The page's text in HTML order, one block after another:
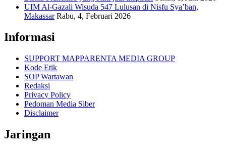
UIM Al-Gazali Wisuda 547 Lulusan di Nisfu Sya’ban,
Makassar Rabu, 4, Februari 2026
Informasi
SUPPORT MAPPARENTA MEDIA GROUP
Kode Etik
SOP Wartawan
Redaksi
Privacy Policy
Pedoman Media Siber
Disclaimer
Jaringan